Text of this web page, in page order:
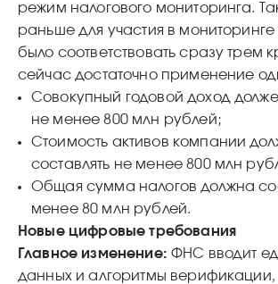
режим налогового мониторинга.
раньше для участия в
было соответствовать сразу трем
сейчас достаточно применение
Совокупный годовой доход
не менее 800 млн рублей;
Стоимость активов компании
составлять не менее 800 млн
Общая сумма налогов должна
менее 80 млн рублей.
Новые цифровые требования
Главное изменение: ФНС вводит
данных и алгоритмы верификации,